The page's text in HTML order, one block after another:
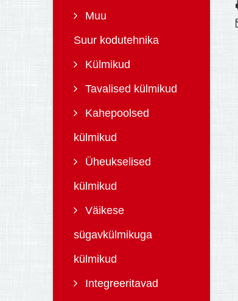
Muu
Suur kodutehnika
Külmikud
Tavalised külmikud
Kahepoolsed
külmikud
Üheukselised
külmikud
Väikese
sügavkülmikuga
külmikud
Integreeritavad